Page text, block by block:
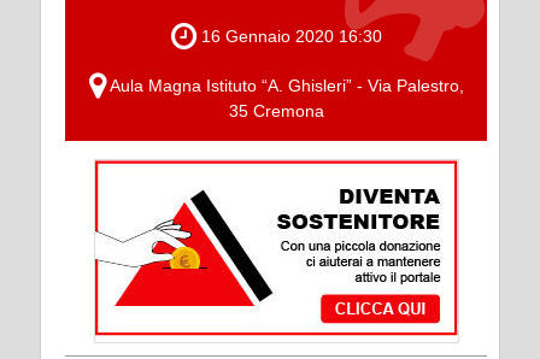
16 Gennaio 2020 16:30
Aula Magna Istituto “A. Ghisleri” - Via Palestro,
35 Cremona